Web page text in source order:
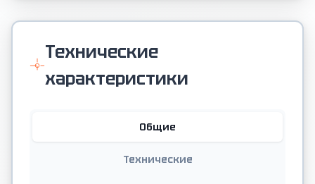
Технические
характеристики
Общие
Технические